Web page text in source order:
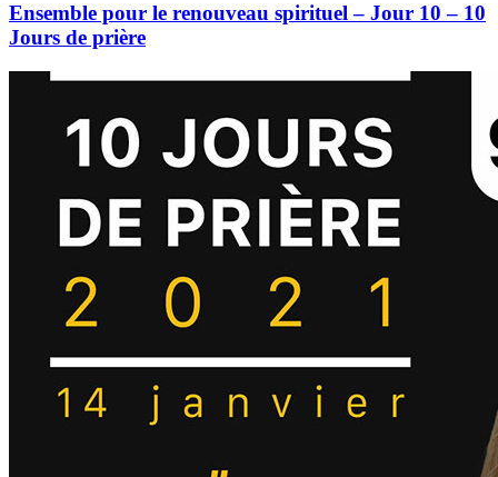
Ensemble pour le renouveau spirituel – Jour 10 – 10
Jours de prière